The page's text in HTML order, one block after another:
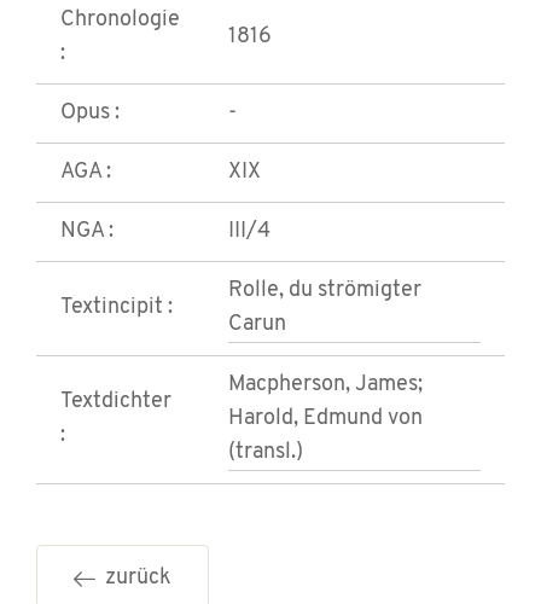
Chronologie
:
1816
Opus : -
AGA : XIX
NGA : III/4
Textincipit :
Rolle, du strömigter
Carun
Textdichter
:
Macpherson, James;
Harold, Edmund von
(transl.)
zurück